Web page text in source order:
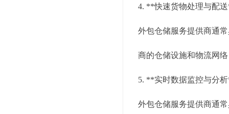
4. **快速货物处理与配
外包仓储服务提供商通
商的仓储设施和物流网
5. **实时数据监控与分
外包仓储服务提供商通